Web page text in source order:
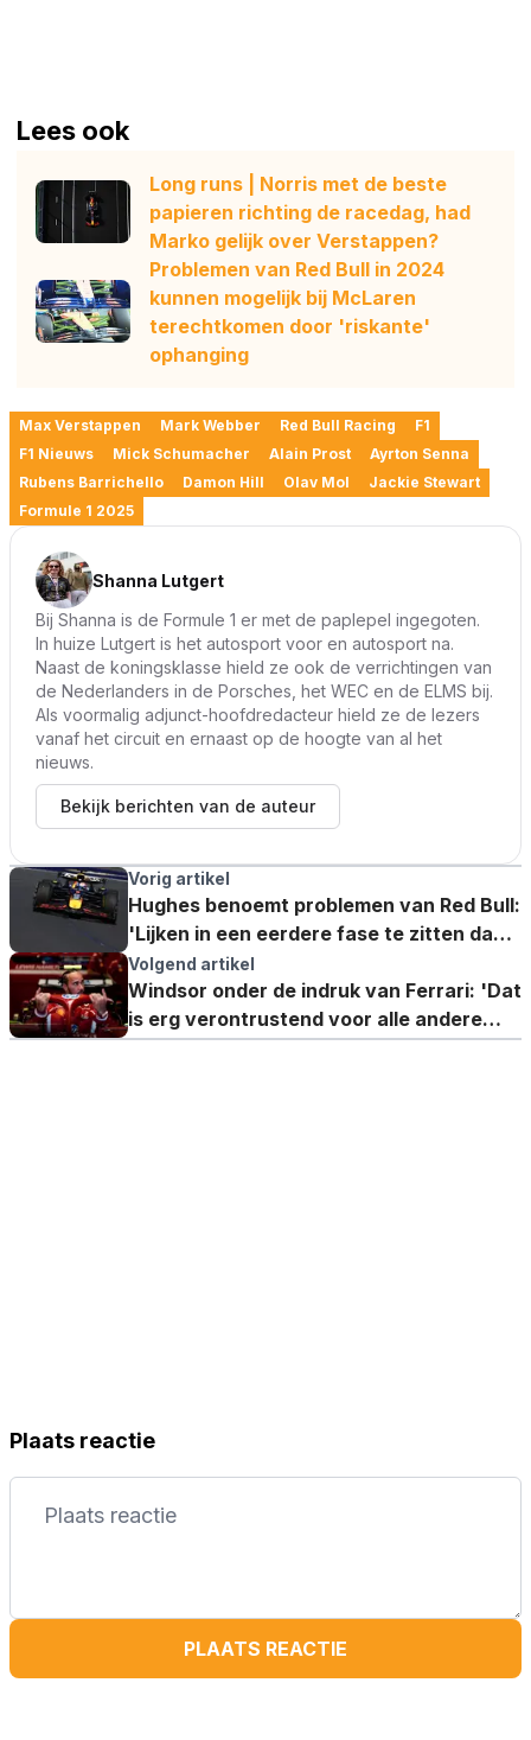
Lees ook
Long runs | Norris met de beste
papieren richting de racedag, had
Marko gelijk over Verstappen?
Problemen van Red Bull in 2024
kunnen mogelijk bij McLaren
terechtkomen door 'riskante'
ophanging
Max Verstappen Mark Webber Red Bull Racing
F1
F1 Nieuws
Mick Schumacher Alain Prost
Ayrton Senna
Rubens Barrichello
Damon Hill Olav Mol
Jackie Stewart
Formule 1 2025
Shanna Lutgert
Bij Shanna is de Formule 1 er met de paplepel ingegoten.
In huize Lutgert is het autosport voor en autosport na.
Naast de koningsklasse hield ze ook de verrichtingen van
de Nederlanders in de Porsches, het WEC en de ELMS bij.
Als voormalig adjunct-hoofdredacteur hield ze de lezers
vanaf het circuit en ernaast op de hoogte van al het
nieuws.
Bekijk berichten van de auteur
Vorig artikel
Hughes benoemt problemen van Red Bull:
'Lijken in een eerdere fase te zitten dan
de rivalen'
Volgend artikel
Windsor onder de indruk van Ferrari: 'Dat
is erg verontrustend voor alle andere
teams'
Plaats reactie
PLAATS REACTIE